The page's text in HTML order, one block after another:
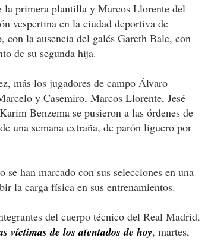
la primera plantilla y Marcos Llorente del
vespertina en la ciudad deportiva de
con la ausencia del galés Gareth Bale, con
de su segunda hija.
más los jugadores de campo Álvaro
y Casemiro, Marcos Llorente, Jesé
Benzema se pusieron a las órdenes de
una semana extraña, de parón liguero por
han marcado con sus selecciones en una
la carga física en sus entrenamientos.
del cuerpo técnico del Real Madrid,
víctimas de los atentados de hoy, martes,